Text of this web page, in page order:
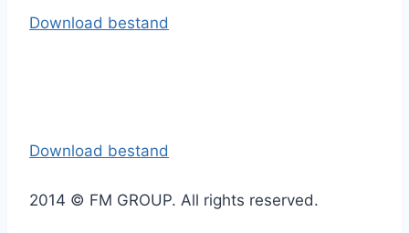
Download bestand
Download bestand
2014 © FM GROUP. All rights reserved.